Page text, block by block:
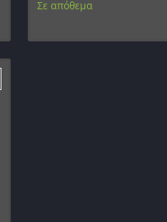
Σε απόθεμα